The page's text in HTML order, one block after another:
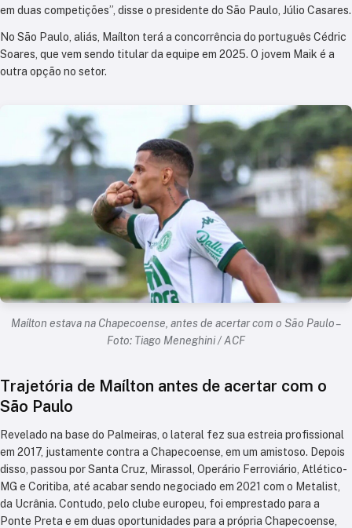
em duas competições”, disse o presidente do São Paulo, Júlio Casares.
No São Paulo, aliás, Maílton terá a concorrência do português Cédric
Soares, que vem sendo titular da equipe em 2025. O jovem Maik é a
outra opção no setor.
Maílton estava na Chapecoense, antes de acertar com o São Paulo –
Foto: Tiago Meneghini / ACF
Trajetória de Maílton antes de acertar com o
São Paulo
Revelado na base do Palmeiras, o lateral fez sua estreia profissional
em 2017, justamente contra a Chapecoense, em um amistoso. Depois
disso, passou por Santa Cruz, Mirassol, Operário Ferroviário, Atlético-
MG e Coritiba, até acabar sendo negociado em 2021 com o Metalist,
da Ucrânia. Contudo, pelo clube europeu, foi emprestado para a
Ponte Preta e em duas oportunidades para a própria Chapecoense,